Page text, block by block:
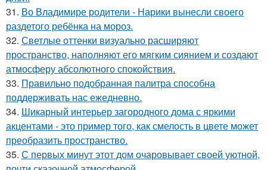
31. Во Владимире родители - Нарики вынесли своего
раздетого ребёнка на мороз.
32. Светлые оттенки визуально расширяют
пространство, наполняют его мягким сиянием и создают
атмосферу абсолютного спокойствия.
33. Правильно подобранная палитра способна
поддерживать нас ежедневно.
34. Шикарный интерьер загородного дома с яркими
акцентами - это пример того, как смелость в цвете может
преобразить пространство.
35. С первых минут этот дом очаровывает своей уютной,